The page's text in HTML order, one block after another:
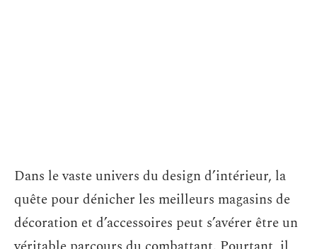
Dans le vaste univers du design d’intérieur, la
quête pour dénicher les meilleurs magasins de
décoration et d’accessoires peut s’avérer être un